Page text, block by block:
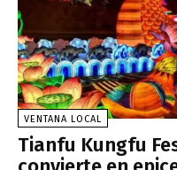
VENTANA LOCAL
Tianfu Kungfu